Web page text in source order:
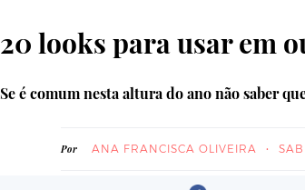
20 looks para usar em
Se é comum nesta altura do ano não saber
Por ANA FRANCISCA OLIVEIRA